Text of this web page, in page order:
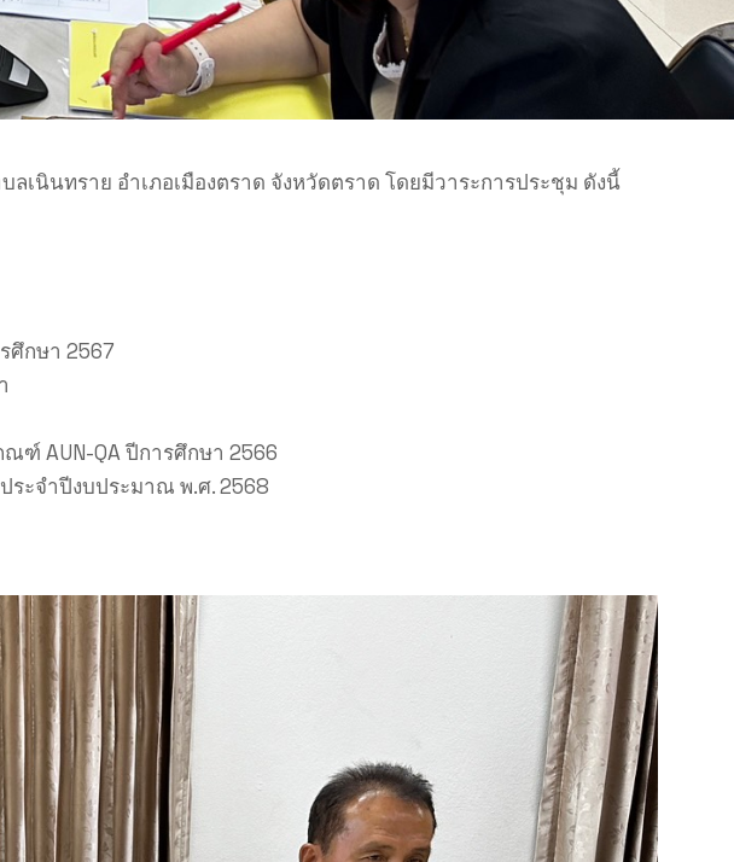
นทราย อำเภอเมืองตราด จังหวัดตราด โดยมีวาระการประชุม ดังนี้
ศึกษา 2567
ฑ์ AUN-QA ปีการศึกษา 2566
ระจำปีงบประมาณ พ.ศ. 2568